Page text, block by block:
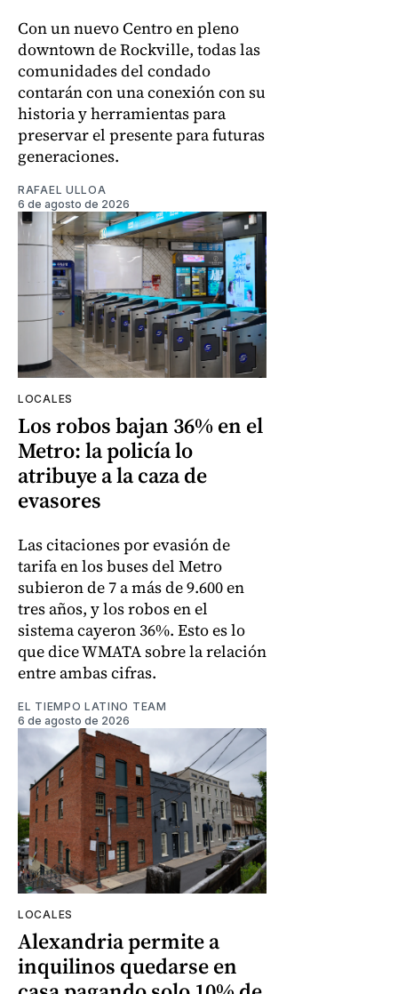
Con un nuevo Centro en pleno
downtown de Rockville, todas las
comunidades del condado
contarán con una conexión con su
historia y herramientas para
preservar el presente para futuras
generaciones.
RAFAEL ULLOA
6 de agosto de 2026
LOCALES
Los robos bajan 36% en el
Metro: la policía lo
atribuye a la caza de
evasores
Las citaciones por evasión de
tarifa en los buses del Metro
subieron de 7 a más de 9.600 en
tres años, y los robos en el
sistema cayeron 36%. Esto es lo
que dice WMATA sobre la relación
entre ambas cifras.
EL TIEMPO LATINO TEAM
6 de agosto de 2026
LOCALES
Alexandria permite a
inquilinos quedarse en